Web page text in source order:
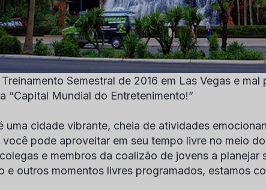
Semestral de 2016 em Las Vegas e mal
“Capital Mundial do Entretenimento!”
uma cidade vibrante, cheia de atividades
pode aproveitar em seu tempo livre no meio
e membros da coalizão de jovens a planejar
e outros momentos livres programados, estamos